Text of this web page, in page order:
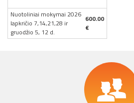
Nuotoliniai mokymai 2026
lapkričio 7,14,21,28 ir
gruodžio 5, 12 d.
600.00
€